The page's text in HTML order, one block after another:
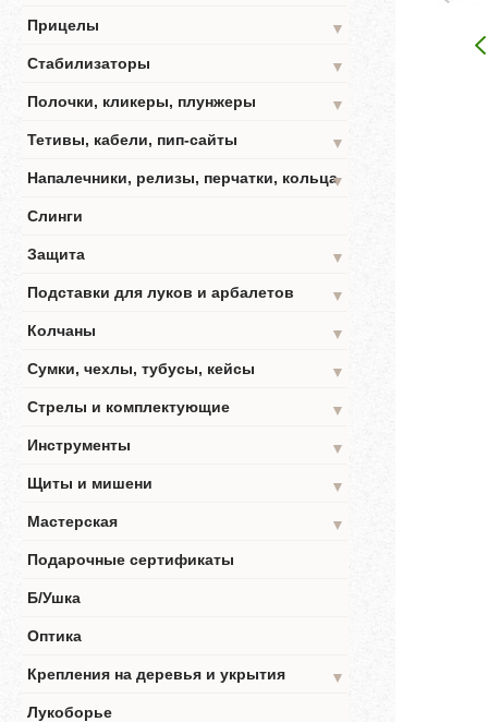
Прицелы
▼
Стабилизаторы
▼
Полочки, кликеры, плунжеры
▼
Тетивы, кабели, пип-сайты
▼
Напалечники, релизы, перчатки, кольца▼
Слинги
Защита
▼
Подставки для луков и арбалетов
▼
Колчаны
▼
Сумки, чехлы, тубусы, кейсы
▼
Стрелы и комплектующие
▼
Инструменты
▼
Щиты и мишени
▼
Мастерская
▼
Подарочные сертификаты
Б/Ушка
Оптика
Крепления на деревья и укрытия
▼
Лукоборье